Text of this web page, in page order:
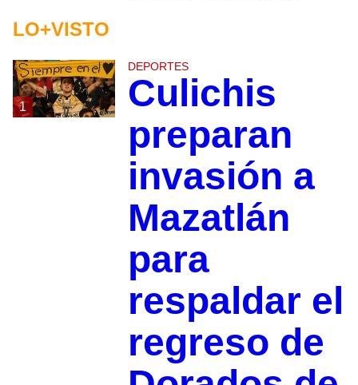
LO+VISTO
1
DEPORTES
Culichis
preparan
invasión a
Mazatlán
para
respaldar el
regreso de